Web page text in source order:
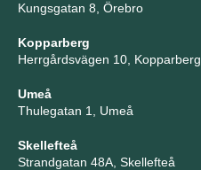
Kungsgatan 8, Örebro
Kopparberg
Herrgårdsvägen 10, Kopparberg
Umeå
Thulegatan 1, Umeå
Skellefteå
Strandgatan 48A, Skellefteå